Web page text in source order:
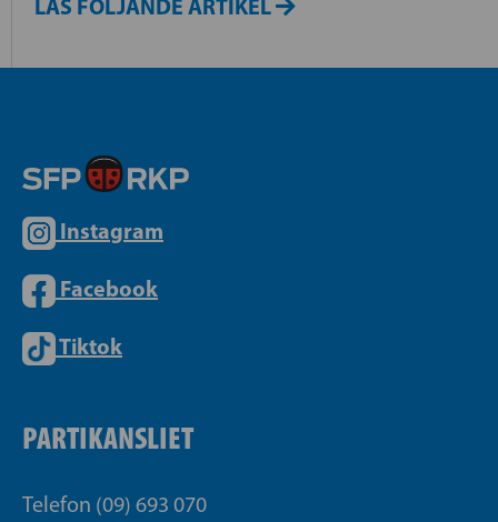
LÄS FÖLJANDE ARTIKEL
Instagram
Facebook
Tiktok
PARTIKANSLIET
Telefon (09) 693 070